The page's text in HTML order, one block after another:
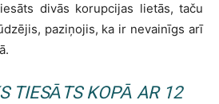
divās korupcijas lietās, taču
paziņojis, ka ir nevainīgs arī
TIESĀTS KOPĀ AR 12